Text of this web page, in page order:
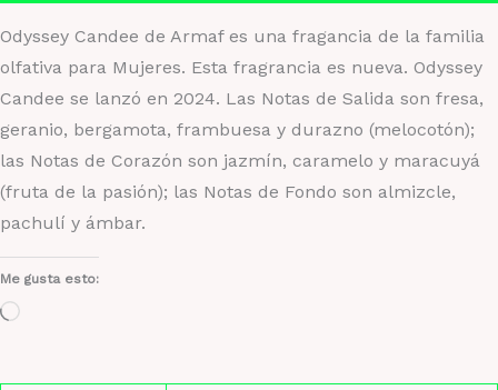
Odyssey Candee de Armaf es una fragancia de la familia
olfativa para Mujeres. Esta fragrancia es nueva. Odyssey
Candee se lanzó en 2024. Las Notas de Salida son fresa,
geranio, bergamota, frambuesa y durazno (melocotón);
las Notas de Corazón son jazmín, caramelo y maracuyá
(fruta de la pasión); las Notas de Fondo son almizcle,
pachulí y ámbar.
Me gusta esto:
Cargando...